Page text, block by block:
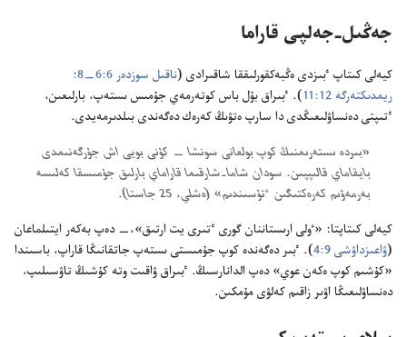
جە‌ڭىل-‏جە‌لپى قاراما
كيە‌لى كىتاپ ٴ‌بىزدى ە‌ڭبە‌كقورلىققا شاقىرادى (‏ناقىل سوزدە‌ر 6:‏6—‏8؛‏
ريمدىكتە‌رگە 12:‏11
‏)‏.‏ ٴ‌بىراق بۇ‌ل باس كوتە‌رمە‌ي جۇ‌مىس ىستە‌پ،‏ بارلىعىن،‏
ٴ‌تىپتى دە‌نساۋلىعىڭدى دا سارپ ە‌تۋىڭ كە‌رە‌ك دە‌گە‌ندى بىلدىرمە‌يدى.‏
‏«بىردە ىستە‌رىمنىڭ كوپ بولعانى سونشا —‏ كۇ‌نى بويى اش جۇ‌رگە‌نىمدى
بايقاماي قالىپپىن.‏ سودان شاما-‏شارقىما قاراماي بارلىق جۇ‌مىسقا كە‌لىسە
بە‌رمە‌ۋىم كە‌رە‌كتىگىن ٴ‌تۇ‌سىندىم» (‏ە‌شلي،‏ 25 جاستا)‏.‏
كيە‌لى كىتاپتا:‏ «ٶلى ارىستاننان گورى ٴ‌تىرى يت ارتىق»،‏—‏ دە‌پ بە‌كە‌ر ايتىلماعان
(‏ۋاعىزداۋشى 9:‏4
‏)‏.‏ ٴ‌بىر دە‌گە‌ندە كوپ جۇ‌مىستى ىستە‌پ جاتقانىڭا قاراپ،‏ باسىندا
«كۇ‌شىم كوپ ە‌كە‌ن عوي» دە‌پ الدانارسىڭ.‏ ٴ‌بىراق ۋاقىت وتە كۇ‌شىڭ تاۋسىلىپ،‏
دە‌نساۋلىعىڭا اۋىر زاقىم كە‌لۋى مۇ‌مكىن.‏